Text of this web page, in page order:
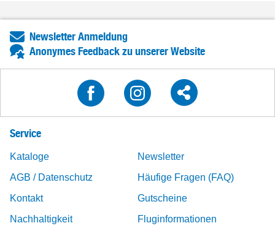
Newsletter Anmeldung
Anonymes Feedback zu unserer Website
Service
Kataloge
Newsletter
AGB / Datenschutz
Häufige Fragen (FAQ)
Kontakt
Gutscheine
Nachhaltigkeit
Fluginformationen